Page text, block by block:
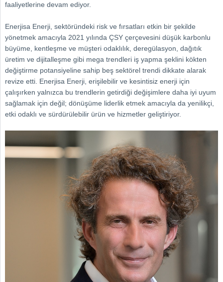
faaliyetlerine devam ediyor.
Enerjisa Enerji, sektöründeki risk ve fırsatları etkin bir şekilde
yönetmek amacıyla 2021 yılında ÇSY çerçevesini düşük karbonlu
büyüme, kentleşme ve müşteri odaklılık, deregülasyon, dağıtık
üretim ve dijitalleşme gibi mega trendleri iş yapma şeklini kökten
değiştirme potansiyeline sahip beş sektörel trendi dikkate alarak
revize etti. Enerjisa Enerji, erişilebilir ve kesintisiz enerji için
çalışırken yalnızca bu trendlerin getirdiği değişimlere daha iyi uyum
sağlamak için değil; dönüşüme liderlik etmek amacıyla da yenilikçi,
etki odaklı ve sürdürülebilir ürün ve hizmetler geliştiriyor.